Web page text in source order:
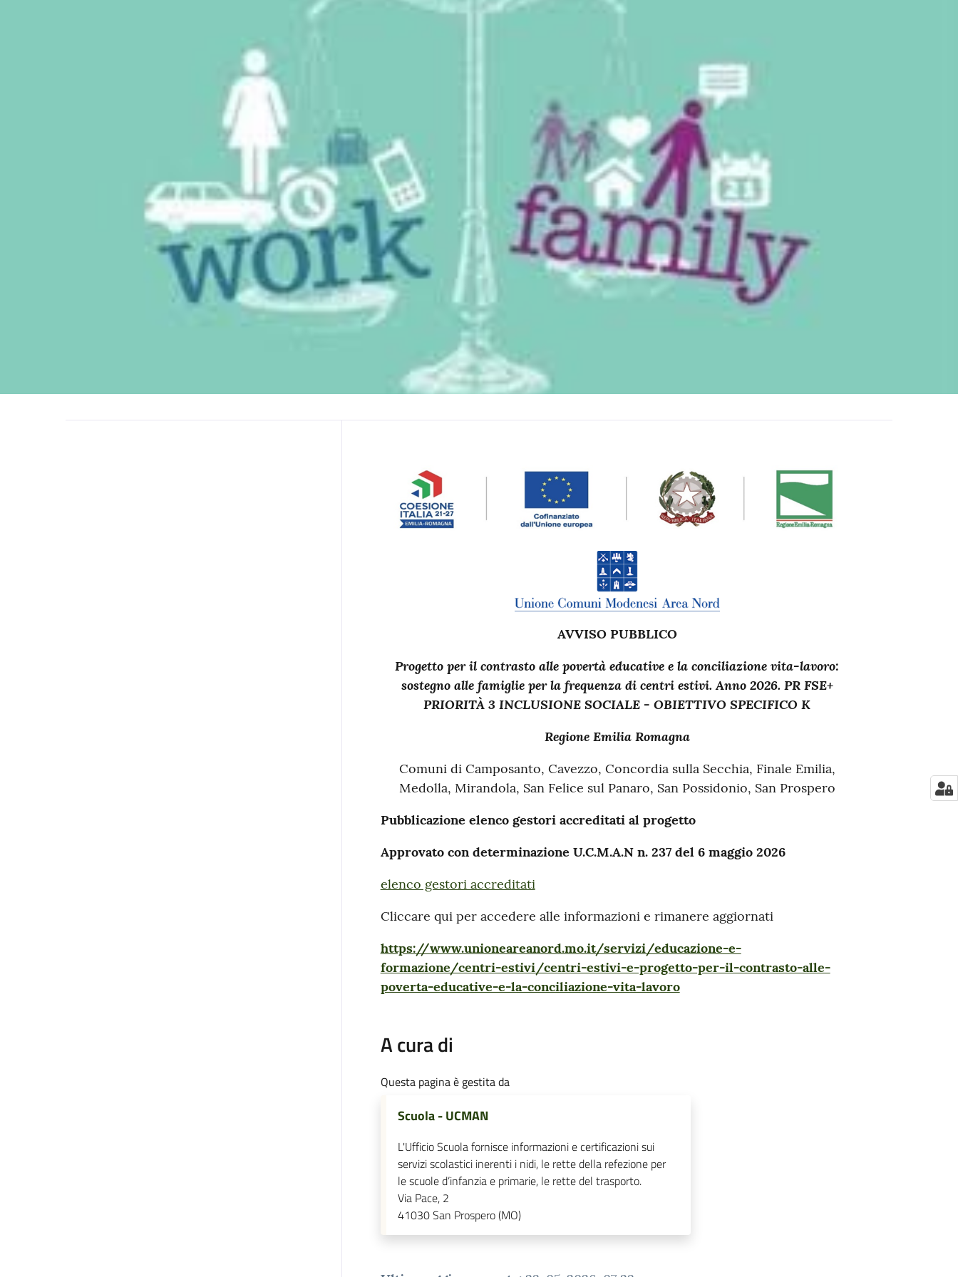
Contenuto
AVVISO PUBBLICO
Progetto per il contrasto alle povertà educative e la conciliazione vita-lavoro:
sostegno alle famiglie per la frequenza di centri estivi. Anno 2026. PR FSE+
PRIORITÀ 3 INCLUSIONE SOCIALE - OBIETTIVO SPECIFICO K
Regione Emilia Romagna
Comuni di Camposanto, Cavezzo, Concordia sulla Secchia, Finale Emilia,
Medolla, Mirandola, San Felice sul Panaro, San Possidonio, San Prospero
Pubblicazione elenco gestori accreditati al progetto
Approvato con determinazione U.C.M.A.N n. 237 del 6 maggio 2026
elenco gestori accreditati
Cliccare qui per accedere alle informazioni e rimanere aggiornati
https://www.unioneareanord.mo.it/servizi/educazione-e-
formazione/centri-estivi/centri-estivi-e-progetto-per-il-contrasto-alle-
poverta-educative-e-la-conciliazione-vita-lavoro
A cura di
Questa pagina è gestita da
Scuola - UCMAN
L'Ufficio Scuola fornisce informazioni e certificazioni sui
servizi scolastici inerenti i nidi, le rette della refezione per
le scuole d’infanzia e primarie, le rette del trasporto.
Via Pace, 2
41030San Prospero (MO)